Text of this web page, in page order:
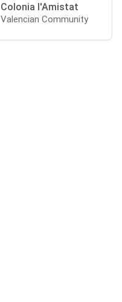
Colonia l'Amistat
Valencian Community